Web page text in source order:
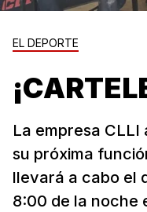
EL DEPORTE
La empresa
su próxima
llevará a cabo el
8:00 de la noche